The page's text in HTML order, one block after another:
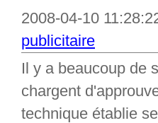
2008-04-10
publicitaire
Il y a beaucoup de
chargent
technique établie